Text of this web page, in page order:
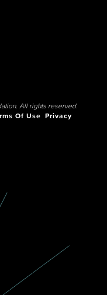
All rights reserved.
Of Use
Privacy